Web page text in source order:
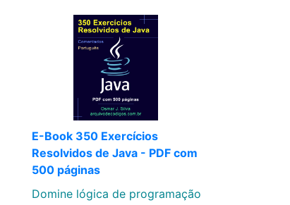
E-Book 350 Exercícios
Resolvidos de Java - PDF com
500 páginas
Domine lógica de programação